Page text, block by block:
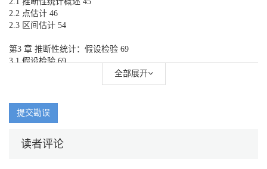
2.2 点估计 46
2.3 区间估计 54
第3 章 推断性统计：假设检验 69
3.1 假设检验 69
3.3 置信区间检验和P 值检验 91
3.5 非参数检验——符号检验法 95
第4 章 方差分析 108
全部展开
提交勘误
读者评论